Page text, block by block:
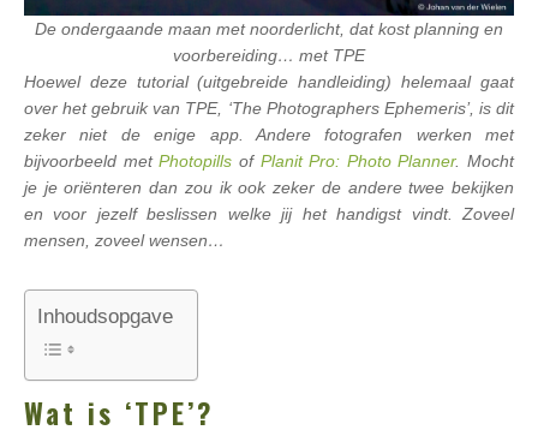
De ondergaande maan met noorderlicht, dat kost planning en
voorbereiding… met TPE
Hoewel deze tutorial (uitgebreide handleiding) helemaal gaat
over het gebruik van TPE, ‘The Photographers Ephemeris’, is dit
zeker niet de enige app. Andere fotografen werken met
bijvoorbeeld metPhotopills of Planit Pro: Photo Planner. Mocht
je je oriënteren dan zou ik ook zeker de andere twee bekijken
en voor jezelf beslissen welke jij het handigst vindt. Zoveel
mensen, zoveel wensen…
Inhoudsopgave
Wat is ‘TPE’?